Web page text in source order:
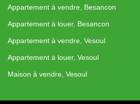
Appartement à vendre, Besancon
Appartement à louer, Besancon
Appartement à vendre, Vesoul
Appartement à louer, Vesoul
Maison à vendre, Vesoul